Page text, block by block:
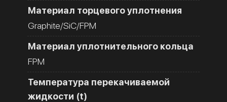
Материал торцевого уплотнения
Graphite/SiC/FPM
Материал уплотнительного кольца
FPM
Температура перекачиваемой
жидкости (t)